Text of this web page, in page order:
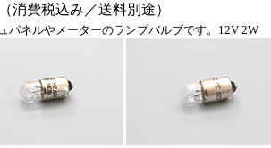
消費税込み／送料別途）
パネルやメーターのランプバルブです。12V 2W